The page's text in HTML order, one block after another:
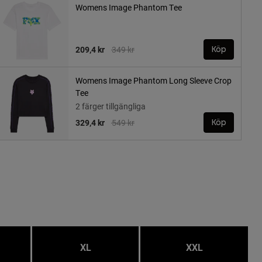
Womens Image Phantom Tee
Price reduced from
349 krto
209,4 kr Köp
Womens Image Phantom Long Sleeve Crop
Tee
2 färger tillgängliga
Price reduced from
549 krto
329,4 kr Köp
XL XXL